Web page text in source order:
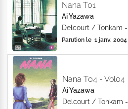
Nana T01
Ai Yazawa
Delcourt / Tonkam -
Parution le 1 janv. 2004
Nana T04 - Vol04
Ai Yazawa
Delcourt / Tonkam -